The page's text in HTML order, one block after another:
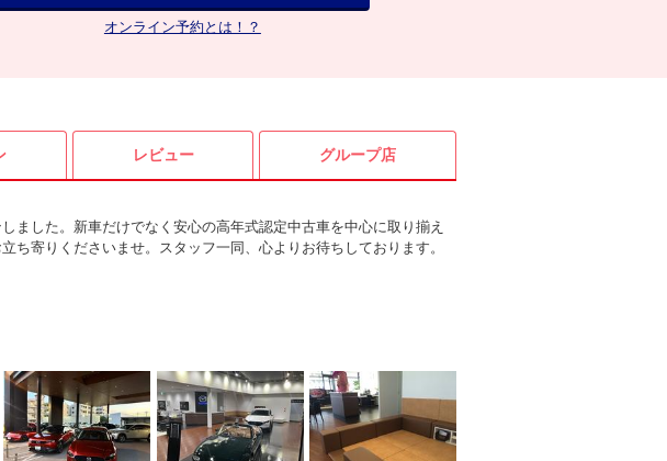
オンライン予約とは！？
レビュー グループ店
ました。新車だけでなく安心の高年式認定中古車を中心に取り揃え
寄りくださいませ。スタッフ一同、心よりお待ちしております。